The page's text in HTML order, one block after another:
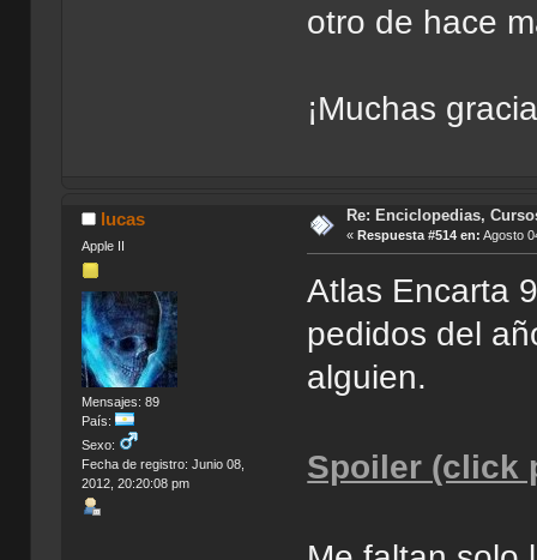
otro de hace
¡Muchas
lucas
Apple II
Mensajes: 89
País:
Sexo:
Fecha de registro: Junio 08,
2012, 20:20:08 pm
Re: Enciclopedias,
« Respuesta #514 en: Agosto
Atlas Encarta
pedidos del
alguien.
Spoiler (click